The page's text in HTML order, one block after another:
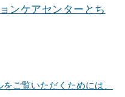
ンケアセンターとち
ご覧いただくためには、